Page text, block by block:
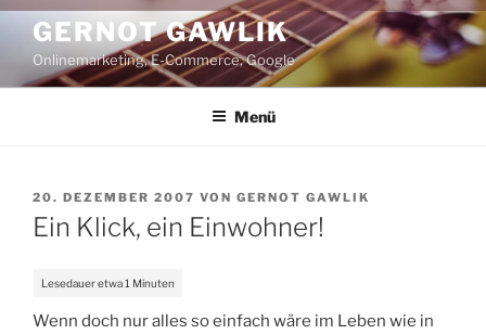
Zum
Inhalt
springen
GERNOT GAWLIK
Onlinemarketing, E-Commerce, Google
Menü
VERÖFFENTLICHT
AM
20. DEZEMBER 2007 VON GERNOT GAWLIK
Ein Klick, ein Einwohner!
Wenn doch nur alles so einfach wäre im Leben wie in